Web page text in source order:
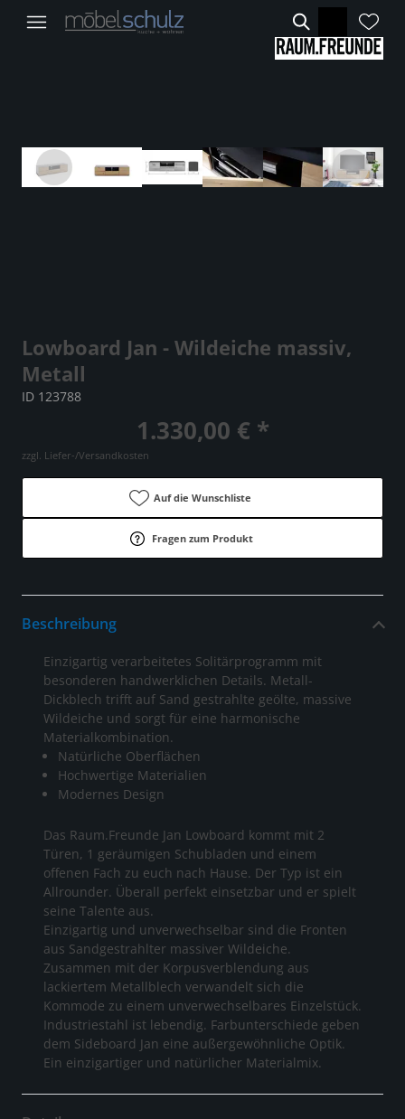
Lowboard Jan - Wildeiche massiv,
Metall
ID 123788
1.330,00 € *
zzgl. Liefer-/Versandkosten
Auf die Wunschliste
Fragen zum Produkt
Beschreibung
Einzigartig verarbeitetes Solitärprogramm mit
besonderen handwerklichen Details. Metall-
Dickblech trifft auf Sand gestrahlte geölte, massive
Wildeiche und sorgt für eine harmonische
Materialkombination.
Natürliche Oberflächen
Hochwertige Materialien
Modernes Design
Das Raum.Freunde Jan Lowboard kommt mit 2
Türen, 1 geräumigen Schubladen und einem
offenen Fach zu euch nach Hause. Der Typ ist ein
Allrounder. Überall perfekt einsetzbar und er spielt
seine Talente aus.
Einzigartig und unverwechselbar sind die Fronten
aus Sandgestrahlter massiver Wildeiche.
Zusammen mit der Korpusverblendung aus
lackiertem Metallblech verwandelt sich die
Kommode zu einem unverwechselbares Einzelstück.
Industriestahl ist lebendig. Farbunterschiede geben
dem Sideboard Jan eine außergewöhnliche Optik.
Ein einzigartiger und natürlicher Materialmix.